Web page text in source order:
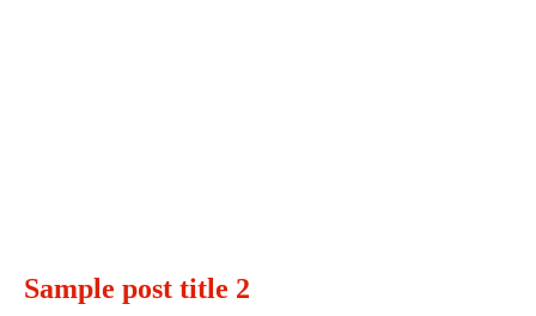
Sample post title 2